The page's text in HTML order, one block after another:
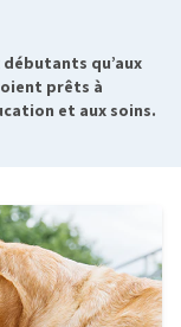
qu’aux
prêts à
et aux soins.